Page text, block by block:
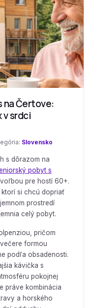
na Čertove:
v srdci
Slovensko
s dôrazom na
pobyt s
pre hostí 60+.
si chcú dopriať
prostredí
celý pobyt.
pričom
formou
podľa obsadenosti.
kávička s
pokojnej
práve kombinácia
a horského